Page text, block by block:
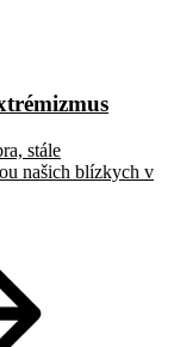
stále
našich blízkych v